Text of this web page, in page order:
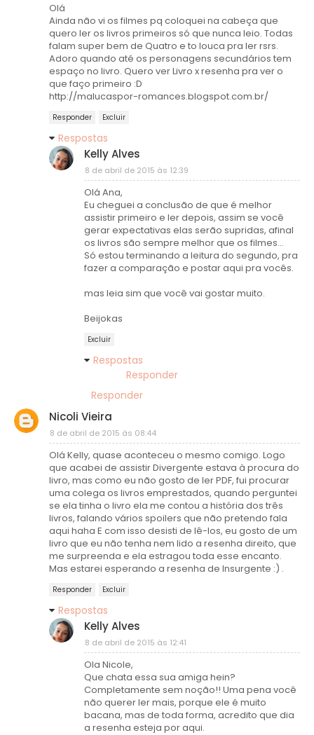
Olá
Ainda não vi os filmes pq coloquei na cabeça que
quero ler os livros primeiros só que nunca leio. Todas
falam super bem de Quatro e to louca pra ler rsrs.
Adoro quando até os personagens secundários tem
espaço no livro. Quero ver Livro x resenha pra ver o
que faço primeiro :D
http://malucaspor-romances.blogspot.com.br/
Responder Excluir
Respostas
Kelly Alves
8 de abril de 2015 às 12:39
Olá Ana,
Eu cheguei a conclusão de que é melhor
assistir primeiro e ler depois, assim se você
gerar expectativas elas serão supridas, afinal
os livros são sempre melhor que os filmes...
Só estou terminando a leitura do segundo, pra
fazer a comparação e postar aqui pra vocês.
mas leia sim que você vai gostar muito.
Beijokas
Excluir
Respostas
Responder
Responder
Nicoli Vieira
8 de abril de 2015 às 08:44
Olá Kelly, quase aconteceu o mesmo comigo. Logo
que acabei de assistir Divergente estava à procura do
livro, mas como eu não gosto de ler PDF, fui procurar
uma colega os livros emprestados, quando perguntei
se ela tinha o livro ela me contou a história dos três
livros, falando vários spoilers que não pretendo fala
aqui haha E com isso desisti de lê-los, eu gosto de um
livro que eu não tenha nem lido a resenha direito, que
me surpreenda e ela estragou toda esse encanto.
Mas estarei esperando a resenha de Insurgente :) .
Responder Excluir
Respostas
Kelly Alves
8 de abril de 2015 às 12:41
Ola Nicole,
Que chata essa sua amiga hein?
Completamente sem noção!! Uma pena você
não querer ler mais, porque ele é muito
bacana, mas de toda forma, acredito que dia
a resenha esteja por aqui.